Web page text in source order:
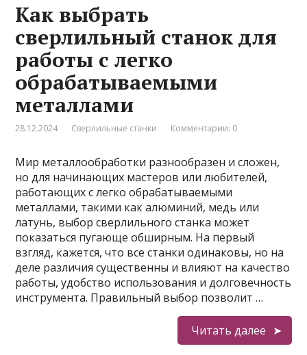
Как выбрать
сверлильный станок для
работы с легко
обрабатываемыми
металлами
28.12.2024 Сверлильные станки Комментарии: 0
Мир металлообработки разнообразен и сложен,
но для начинающих мастеров или любителей,
работающих с легко обрабатываемыми
металлами, такими как алюминий, медь или
латунь, выбор сверлильного станка может
показаться пугающе обширным. На первый
взгляд, кажется, что все станки одинаковы, но на
деле различия существенны и влияют на качество
работы, удобство использования и долговечность
инструмента. Правильный выбор позволит …
Читать далее